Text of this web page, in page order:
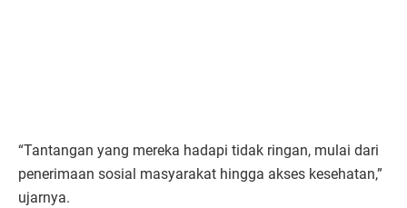
“Tantangan yang mereka hadapi tidak ringan, mulai dari
penerimaan sosial masyarakat hingga akses kesehatan,”
ujarnya.